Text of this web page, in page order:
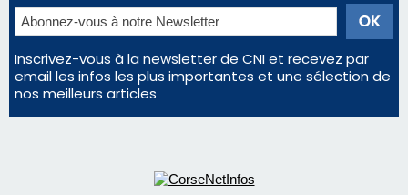
Régie publicitaire
Mentions légales
Nous contacter